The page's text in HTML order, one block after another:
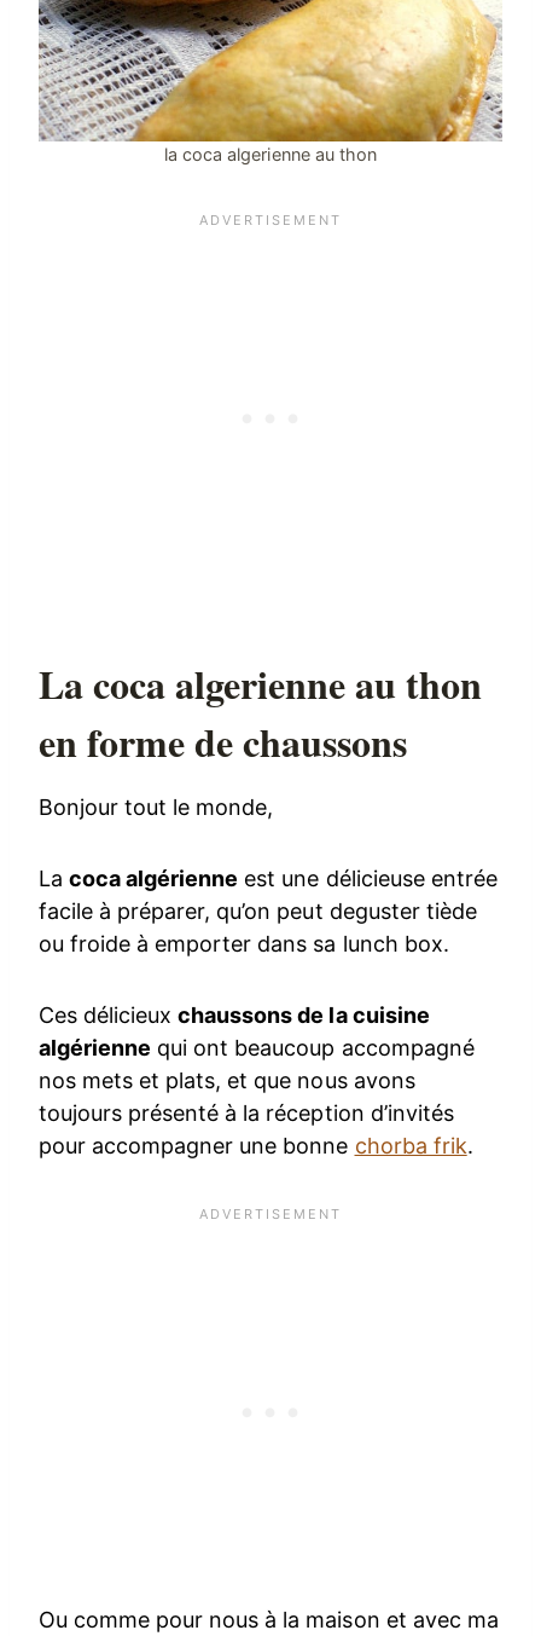
la coca algerienne au thon
La coca algerienne au thon
en forme de chaussons
Bonjour tout le monde,
Lacoca algérienne est une délicieuse entrée
facile à préparer, qu’on peut deguster tiède
ou froide à emporter dans sa lunch box.
Ces délicieuxchaussons de la cuisine
algérienne qui ont beaucoup accompagné
nos mets et plats, et que nous avons
toujours présenté à la réception d’invités
pour accompagner une bonne chorba frik.
Ou comme pour nous à la maison et avec ma